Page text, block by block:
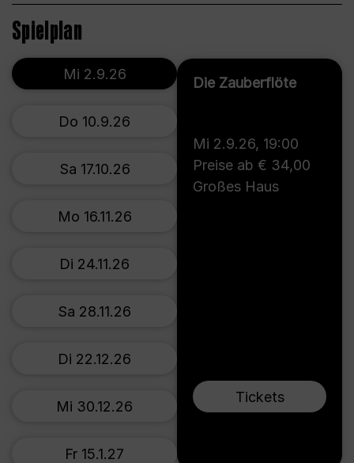
Spielplan
Die Zauberflöte
Mi 2.9.26, 19:00
Preise ab € 34,00
Großes Haus
Tickets
Mi 2.9.26
Do 10.9.26
Sa 17.10.26
Mo 16.11.26
Di 24.11.26
Sa 28.11.26
Di 22.12.26
Mi 30.12.26
Fr 15.1.27